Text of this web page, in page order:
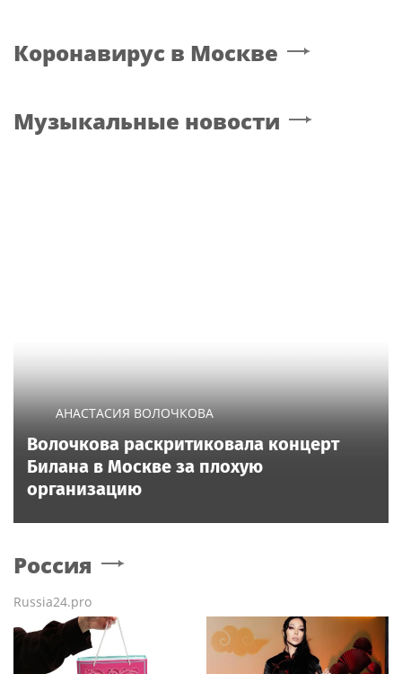
Коронавирус в Москве
Музыкальные новости
АНАСТАСИЯ ВОЛОЧКОВА
Волочкова раскритиковала концерт
Билана в Москве за плохую
организацию
Россия
Russia24.pro